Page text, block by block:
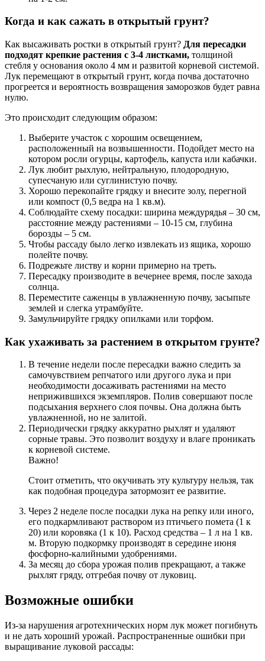
Когда и как сажать в открытый грунт?
Как высаживать ростки в открытый грунт? Для пересадки
подходят крепкие растения с 3-4 листками, толщиной
стебля у основания около 4 мм и развитой корневой системой.
Лук перемещают в открытый грунт, когда почва достаточно
прогреется и вероятность возвращения заморозков будет равна
нулю.
Это происходит следующим образом:
Выберите участок с хорошим освещением,
расположенный на возвышенности. Подойдет место на
котором росли огурцы, картофель, капуста или кабачки.
Лук любит рыхлую, нейтральную, плодородную,
супесчаную или суглинистую почву.
Хорошо перекопайте грядку и внесите золу, перегной
или компост (0,5 ведра на 1 кв.м).
Соблюдайте схему посадки: ширина междурядья – 30 см,
расстояние между растениями – 10-15 см, глубина
борозды – 5 см.
Чтобы рассаду было легко извлекать из ящика, хорошо
полейте почву.
Подрежьте листву и корни примерно на треть.
Пересадку производите в вечернее время, после захода
солнца.
Переместите саженцы в увлажненную почву, засыпьте
землей и слегка утрамбуйте.
Замульчируйте грядку опилками или торфом.
Как ухаживать за растением в открытом грунте?
В течение недели после пересадки важно следить за
самочувствием репчатого или другого лука и при
необходимости досаживать растениями на место
неприжившихся экземпляров. Полив совершают после
подсыхания верхнего слоя почвы. Она должна быть
увлажненной, но не залитой.
Периодически грядку аккуратно рыхлят и удаляют
сорные травы. Это позволит воздуху и влаге проникать
к корневой системе.
Важно!
Стоит отметить, что окучивать эту культуру нельзя, так
как подобная процедура затормозит ее развитие.
Через 2 неделе после посадки лука на репку или иного,
его подкармливают раствором из птичьего помета (1 к
20) или коровяка (1 к 10). Расход средства – 1 л на 1 кв.
м. Вторую подкормку производят в середине июня
фосфорно-калийными удобрениями.
За месяц до сбора урожая полив прекращают, а также
рыхлят гряду, отгребая почву от луковиц.
Возможные ошибки
Из-за нарушения агротехнических норм лук может погибнуть
и не дать хороший урожай. Распространенные ошибки при
выращивание луковой рассады: